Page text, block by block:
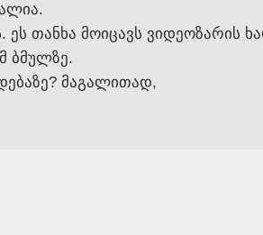
თანხა მოიცავს ვიდეოზარის
ბმულზე.
მაგალითად,